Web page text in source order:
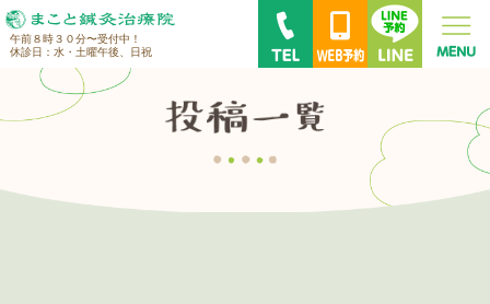
午前８時３０分〜受付中！
休診日：水・土曜午後、日祝